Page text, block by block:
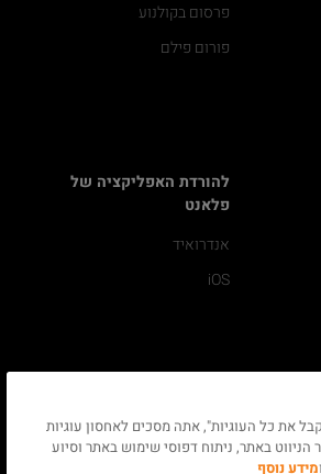
פרסום בקולנוע
פורום פילם
להורדת האפליקציה של
פלאנט
אנדרואיד
iOS
את כל העוגיות", אתה מסכים לאחסון עוגיות
הניווט באתר, ניתוח דפוסי שימוש באתר וסיוע
מידע נוסף